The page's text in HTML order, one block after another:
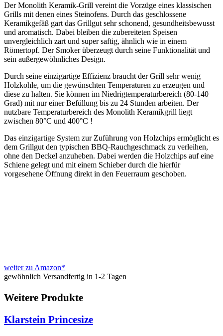
Der Monolith Keramik-Grill vereint die Vorzüge eines klassischen
Grills mit denen eines Steinofens. Durch das geschlossene
Keramikgefäß gart das Grillgut sehr schonend, gesundheitsbewusst
und aromatisch. Dabei bleiben die zubereiteten Speisen
unvergleichlich zart und super saftig, ähnlich wie in einem
Römertopf. Der Smoker überzeugt durch seine Funktionalität und
sein außergewöhnliches Design.
Durch seine einzigartige Effizienz braucht der Grill sehr wenig
Holzkohle, um die gewünschten Temperaturen zu erzeugen und
diese zu halten. Sie können im Niedrigtemperaturbereich (80-140
Grad) mit nur einer Befüllung bis zu 24 Stunden arbeiten. Der
nutzbare Temperaturbereich des Monolith Keramikgrill liegt
zwischen 80°C und 400°C !
Das einzigartige System zur Zuführung von Holzchips ermöglicht es
dem Grillgut den typischen BBQ-Rauchgeschmack zu verleihen,
ohne den Deckel anzuheben. Dabei werden die Holzchips auf eine
Schiene gelegt und mit einem Schieber durch die hierfür
vorgesehene Öffnung direkt in den Feuerraum geschoben.
weiter zu Amazon*
gewöhnlich Versandfertig in 1-2 Tagen
Weitere Produkte
Klarstein Princesize